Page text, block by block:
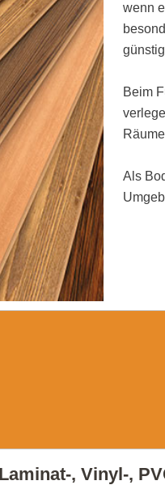
wenn
Beim
Als
, Vinyl-,